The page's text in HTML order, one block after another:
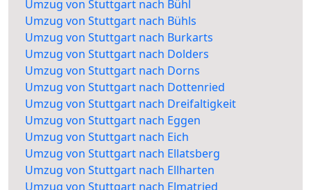
Umzug von Stuttgart nach Bühl
Umzug von Stuttgart nach Bühls
Umzug von Stuttgart nach Burkarts
Umzug von Stuttgart nach Dolders
Umzug von Stuttgart nach Dorns
Umzug von Stuttgart nach Dottenried
Umzug von Stuttgart nach Dreifaltigkeit
Umzug von Stuttgart nach Eggen
Umzug von Stuttgart nach Eich
Umzug von Stuttgart nach Ellatsberg
Umzug von Stuttgart nach Ellharten
Umzug von Stuttgart nach Elmatried